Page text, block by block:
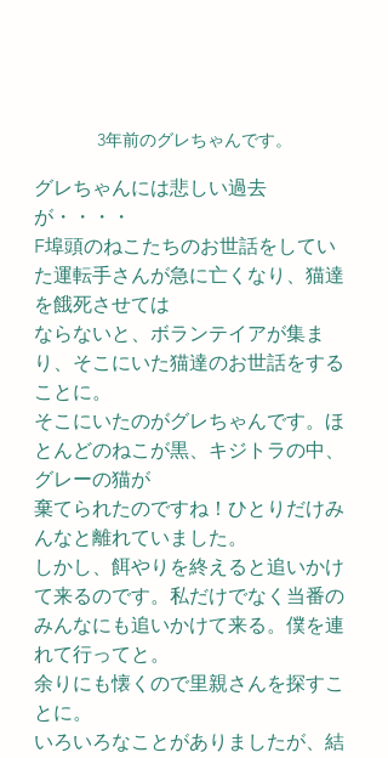
3年前のグレちゃんです。
グレちゃんには悲しい過去
が・・・・
F埠頭のねこたちのお世話をしてい
た運転手さんが急に亡くなり、猫達
を餓死させては
ならないと、ボランテイアが集ま
り、そこにいた猫達のお世話をする
ことに。
そこにいたのがグレちゃんです。ほ
とんどのねこが黒、キジトラの中、
グレーの猫が
棄てられたのですね！ひとりだけみ
んなと離れていました。
しかし、餌やりを終えると追いかけ
て来るのです。私だけでなく当番の
みんなにも追いかけて来る。僕を連
れて行ってと。
余りにも懐くので里親さんを探すこ
とに。
いろいろなことがありましたが、結